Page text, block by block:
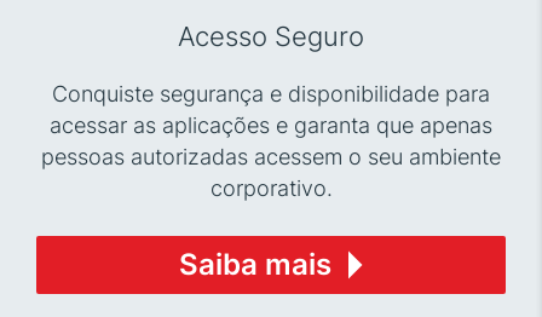
Acesso Seguro
Conquiste segurança e disponibilidade para
acessar as aplicações e garanta que apenas
pessoas autorizadas acessem o seu ambiente
corporativo.
Saiba mais